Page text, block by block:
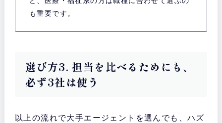
も重要です。
選び方3. 担当を比べるためにも、
必ず3社は使う
以上の流れで大手エージェントを選んでも、ハズ